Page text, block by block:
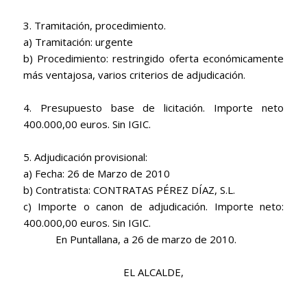
3. Tramitación, procedimiento.
a) Tramitación: urgente
b) Procedimiento: restringido oferta económicamente
más ventajosa, varios criterios de adjudicación.
4. Presupuesto base de licitación. Importe neto
400.000,00 euros. Sin IGIC.
5. Adjudicación provisional:
a) Fecha: 26 de Marzo de 2010
b) Contratista: CONTRATAS PÉREZ DÍAZ, S.L.
c) Importe o canon de adjudicación. Importe neto:
400.000,00 euros. Sin IGIC.
En Puntallana, a 26 de marzo de 2010.
EL ALCALDE,